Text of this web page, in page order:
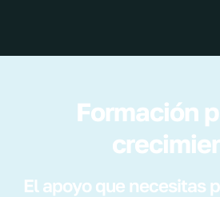
Formación
El apoyo que necesitas